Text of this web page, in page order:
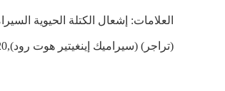
العلامات: إشعال الكتلة الحيوية
(تراجر) (سيراميك إينغيتير هوت رود),120 فولت / 220 فولت سيراميك إشعال الساخن,110w سيراميك إشعال الساخن